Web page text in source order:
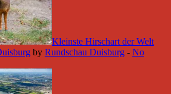
Kleinste Hirschart der Welt
by Rundschau Duisburg - No